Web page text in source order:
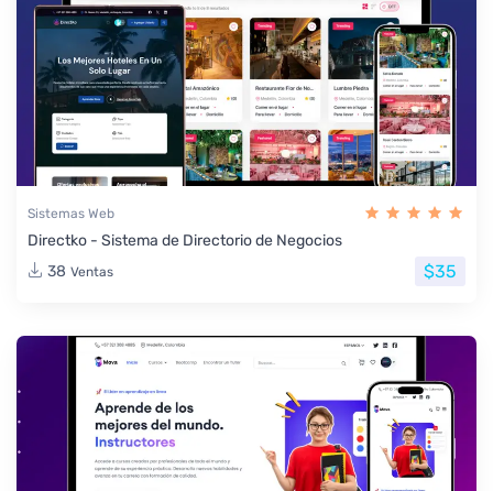
Sistemas Web
Directko - Sistema de Directorio de Negocios
38 Ventas $35